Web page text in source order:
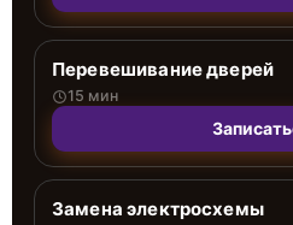
Перевешивание дверей
15 мин
Замена электросхемы